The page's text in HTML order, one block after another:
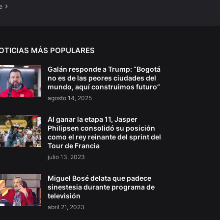
MÁS POPULARES
Galán responde a Trump: “Bogotá
no es de las peores ciudades del
mundo, aquí construimos futuro”
agosto 14, 2025
Al ganar la etapa 11, Jasper
Philipsen consolidó su posición
como el rey reinante del sprint del
Tour de Francia
julio 13, 2023
Miguel Bosé delata que padece
sinestesia durante programa de
televisión
abril 21, 2023